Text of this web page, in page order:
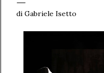
di Gabriele Isetto